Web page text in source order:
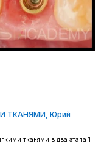
ТКАНЯМИ, Юрий
тканями в два этапа 1